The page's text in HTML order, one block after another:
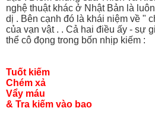
nghệ thuật khác ở Nhật Bản là
dị . Bên cạnh đó là khái niệm về "
của vạn vật . . Cả hai điều ấy - sự
thể cô đọng trong bốn nhịp kiếm :
Tuốt kiếm
Chém xả
Vẩy máu
& Tra kiếm vào bao